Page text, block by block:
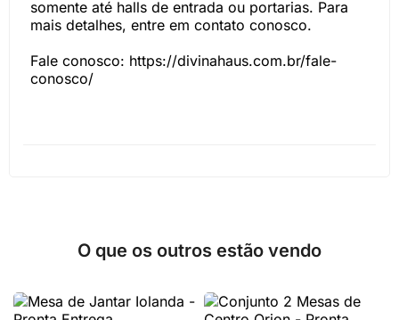
somente até halls de entrada ou portarias. Para
mais detalhes, entre em contato conosco.
Fale conosco: https://divinahaus.com.br/fale-
conosco/
O que os outros estão vendo